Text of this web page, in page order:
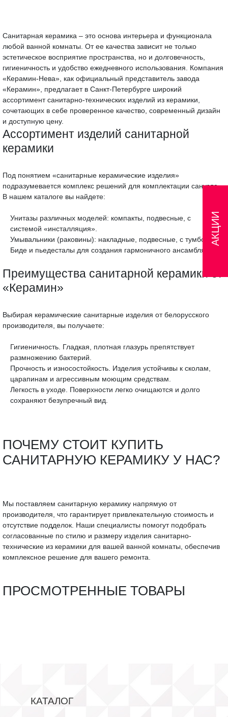
Санитарная керамика – это основа интерьера и функционала
любой ванной комнаты. От ее качества зависит не только
эстетическое восприятие пространства, но и долговечность,
гигиеничность и удобство ежедневного использования. Компания
«Керамин-Нева», как официальный представитель завода
«Керамин», предлагает в Санкт-Петербурге широкий
ассортимент санитарно-технических изделий из керамики,
сочетающих в себе проверенное качество, современный дизайн
и доступную цену.
Ассортимент изделий санитарной
керамики
Под понятием «санитарные керамические изделия»
подразумевается комплекс решений для комплектации санузла.
В нашем каталоге вы найдете:
Унитазы различных моделей: компакты, подвесные, с
системой «инсталляция».
Умывальники (раковины): накладные, подвесные, с тумбой.
Биде и пьедесталы для создания гармоничного ансамбля.
Преимущества санитарной керамики от
«Керамин»
Выбирая керамические санитарные изделия от белорусского
производителя, вы получаете:
Гигиеничность. Гладкая, плотная глазурь препятствует
размножению бактерий.
Прочность и износостойкость. Изделия устойчивы к сколам,
царапинам и агрессивным моющим средствам.
Легкость в уходе. Поверхности легко очищаются и долго
сохраняют безупречный вид.
ПОЧЕМУ СТОИТ КУПИТЬ
САНИТАРНУЮ КЕРАМИКУ У НАС?
Мы поставляем санитарную керамику напрямую от
производителя, что гарантирует привлекательную стоимость и
отсутствие подделок. Наши специалисты помогут подобрать
согласованные по стилю и размеру изделия санитарно-
технические из керамики для вашей ванной комнаты, обеспечив
комплексное решение для вашего ремонта.
ПРОСМОТРЕННЫЕ ТОВАРЫ
КАТАЛОГ
АКЦИИ